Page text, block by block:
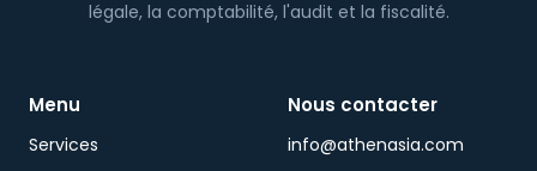
légale, la comptabilité, l'audit et la fiscalité.
Menu
Services
Nous contacter
info@athenasia.com